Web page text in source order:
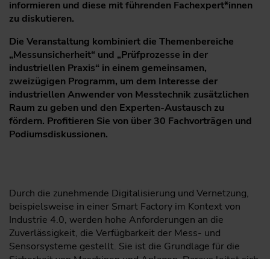
informieren und diese mit führenden Fachexpert*innen
zu diskutieren.
Die Veranstaltung kombiniert die Themenbereiche
„Messunsicherheit“ und „Prüfprozesse in der
industriellen Praxis“ in einem gemeinsamen,
zweizügigen Programm, um dem Interesse der
industriellen Anwender von Messtechnik zusätzlichen
Raum zu geben und den Experten-Austausch zu
fördern. Profitieren Sie von über 30 Fachvorträgen und
Podiumsdiskussionen.
Durch die zunehmende Digitalisierung und Vernetzung,
beispielsweise in einer Smart Factory im Kontext von
Industrie 4.0, werden hohe Anforderungen an die
Zuverlässigkeit, die Verfügbarkeit der Mess- und
Sensorsysteme gestellt. Sie ist die Grundlage für die